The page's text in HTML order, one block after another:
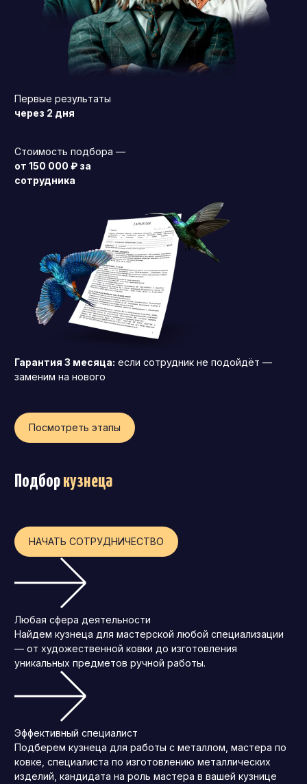
Технический директор (CTO)
Мировой HR
Первые результаты
через 2 дня
Стоимость подбора —
от 150 000 ₽ за
сотрудника
Гарантия 3 месяца: если сотрудник не подойдёт —
заменим на нового
Посмотреть этапы
Подборкузнеца
НАЧАТЬ СОТРУДНИЧЕСТВО
Любая сфера деятельности
Найдем кузнеца для мастерской любой специализации
— от художественной ковки до изготовления
уникальных предметов ручной работы.
Эффективный специалист
Подберем кузнеца для работы с металлом, мастера по
ковке, специалиста по изготовлению металлических
изделий, кандидата на роль мастера в вашей кузнице